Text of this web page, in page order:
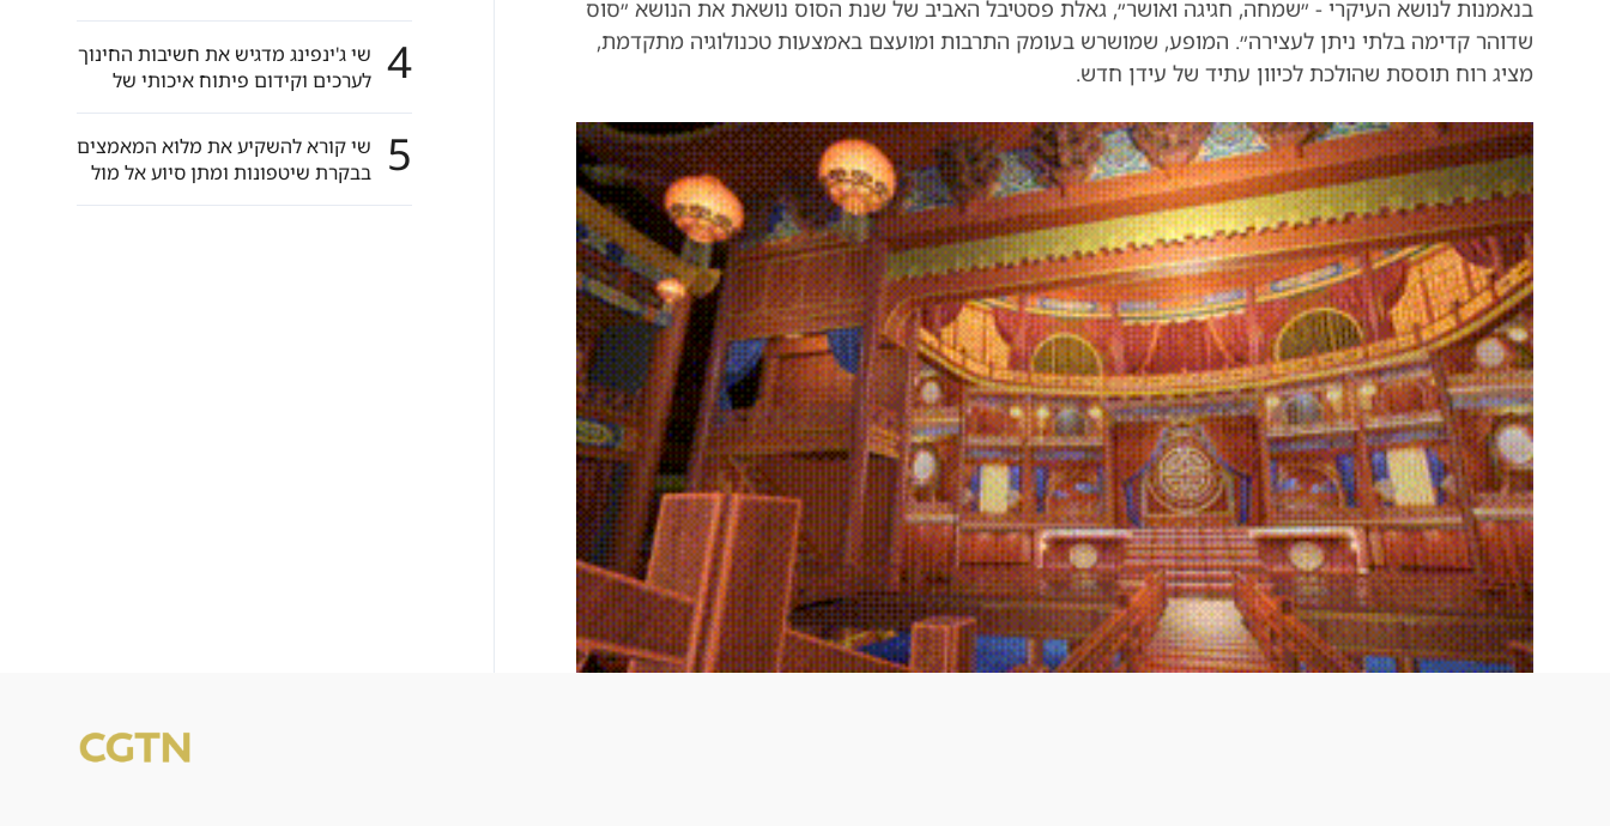
בנאמנות לנושא העיקרי - ״שמחה, חגיגה ואושר״, גאלת פסטיבל האביב של שנת הסוס נושאת את הנושא ״סוס
שדוהר קדימה בלתי ניתן לעצירה״. המופע, שמושרש בעומק התרבות ומועצם באמצעות טכנולוגיה מתקדמת,
מציג רוח תוססת שהולכת לכיוון עתיד של עידן חדש.
יי-וו"
4
שי ג'ינפינג מדגיש את חשיבות החינוך
לערכים וקידום פיתוח איכותי של
החינוך הבסיסי
5
שי קורא להשקיע את מלוא המאמצים
בבקרת שיטפונות ומתן סיוע אל מול
אסונות טבע